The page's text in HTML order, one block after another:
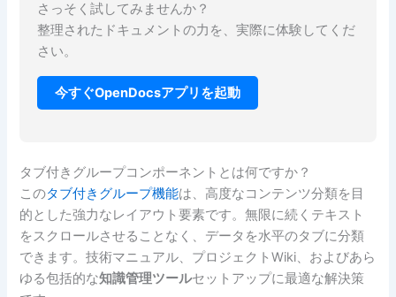
さっそく試してみませんか？
整理されたドキュメントの力を、実際に体験してくだ
さい。
今すぐOpenDocsアプリを起動
タブ付きグループコンポーネントとは何ですか？
このタブ付きグループ機能は、高度なコンテンツ分類を目
的とした強力なレイアウト要素です。無限に続くテキスト
をスクロールさせることなく、データを水平のタブに分類
できます。技術マニュアル、プロジェクトWiki、およびあら
ゆる包括的な知識管理ツールセットアップに最適な解決策